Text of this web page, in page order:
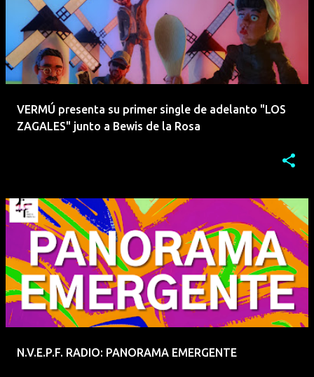
VERMÚ presenta su primer single de adelanto "LOS
ZAGALES" junto a Bewis de la Rosa
N.V.E.P.F. RADIO: PANORAMA EMERGENTE